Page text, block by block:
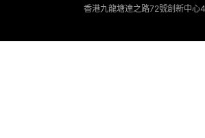
香港九龍塘達之路72號創新中心